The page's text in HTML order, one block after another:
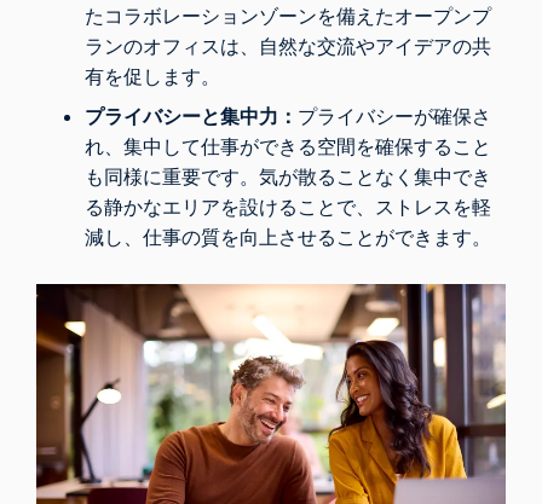
たコラボレーションゾーンを備えたオープンプ
ランのオフィスは、自然な交流やアイデアの共
有を促します。
プライバシーと集中力： プライバシーが確保さ
れ、集中して仕事ができる空間を確保すること
も同様に重要です。気が散ることなく集中でき
る静かなエリアを設けることで、ストレスを軽
減し、仕事の質を向上させることができます。